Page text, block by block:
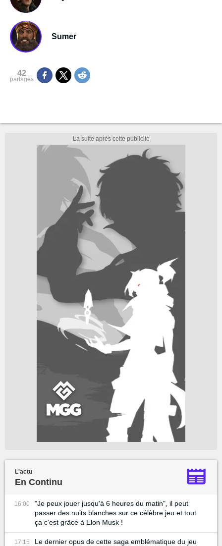
Sumer
42
partages
L'actu
En Continu
16:00
"Je peux jouer jusqu'à 6 heures du matin", il peut
passer des nuits blanches sur ce célèbre jeu et tout
ça c'est grâce à Elon Musk !
17:15
Le dernier opus de cette saga emblématique du jeu